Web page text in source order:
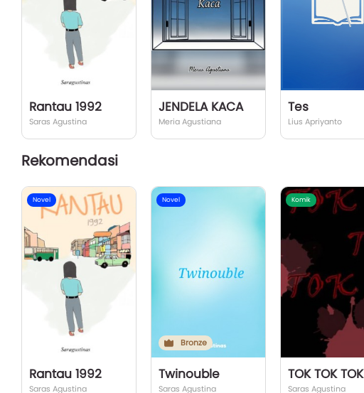
Rantau 1992
Saras Agustina
JENDELA KACA
Meria Agustiana
Tes
Lius Apriyanto
Rekomendasi
Novel
Rantau 1992
Saras Agustina
Novel
Bronze
Twinouble
Saras Agustina
Komik
TOK TOK TOK
Saras Agustina